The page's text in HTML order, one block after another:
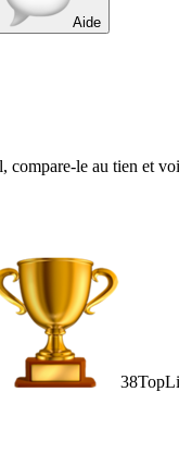
Aide
le au tien et
38